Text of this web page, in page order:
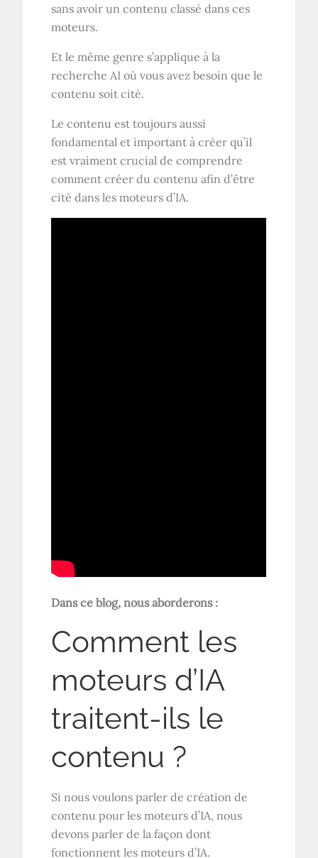
sans avoir un contenu classé dans ces
moteurs.
Et le même genre s’applique à la
recherche AI ​​où vous avez besoin que le
contenu soit cité.
Le contenu est toujours aussi
fondamental et important à créer qu’il
est vraiment crucial de comprendre
comment créer du contenu afin d’être
cité dans les moteurs d’IA.
Dans ce blog, nous aborderons :
Comment les
moteurs d’IA
traitent-ils le
contenu ?
Si nous voulons parler de création de
contenu pour les moteurs d’IA, nous
devons parler de la façon dont
fonctionnent les moteurs d’IA.